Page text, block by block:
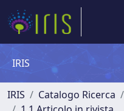
IRIS
IRIS Catalogo Ricerca